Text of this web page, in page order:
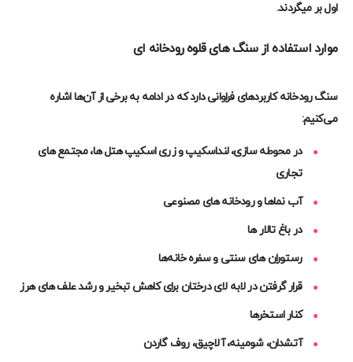
اول بر میگردند.
موارد استفاده از سنگ های قلوه رودخانه ای
سنگ رودخانه کاربردهای فراوانی دارد که در ادامه به برخی از آن‌ها اشاره
می‌کنیم:
در محوطه سازی، لنداسکیپ و زری اسکیپ هتل ها، مجتمع های
تجاری
آب نما‌ها و رودخانه های مصنوعی
در باغ تالار ها
رستوران های سنتی و سفره خانه‌ها
قرار گرفتن در لابه لای درختان برای کاهش تبخیر و رشد علف های هرز
کنار استخرها
آتشدان، شومینه، آلاچیق، روف گاردن